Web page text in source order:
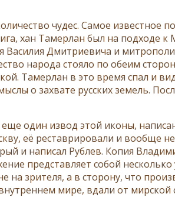
чудес. Самое известное
хан Тамерлан был на подходе
Василия Дмитриевича и
народа стояло по обеим
Тамерлан в это время спал и
о захвате русских земель.
еще один извод этой иконы,
её реставрировали и вообще
и написал Рублев. Копия
представляет собой
на зрителя, а в сторону, что
мире, вдали от мирской